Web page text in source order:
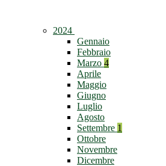
2024
Gennaio
Febbraio
Marzo 4
Aprile
Maggio
Giugno
Luglio
Agosto
Settembre 1
Ottobre
Novembre
Dicembre